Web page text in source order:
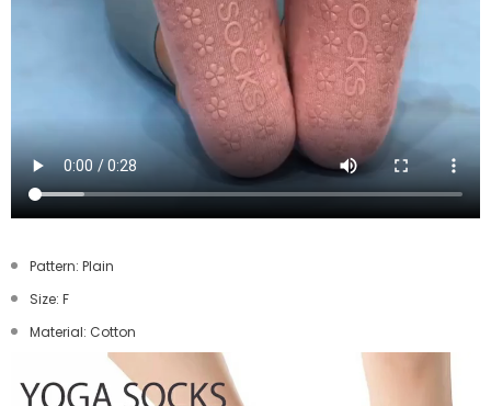
Pattern: Plain
Size: F
Material: Cotton